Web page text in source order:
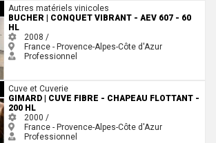
- AEV 607 - 60 HL
Autres matériels vinicoles
BUCHER | CONQUET VIBRANT - AEV 607 - 60
HL
2008 /
France - Provence-Alpes-Côte d'Azur
Professionnel
flottant - 200 HL
Cuve et Cuverie
GIMARD | CUVE FIBRE - CHAPEAU FLOTTANT -
200 HL
2000 /
France - Provence-Alpes-Côte d'Azur
Professionnel